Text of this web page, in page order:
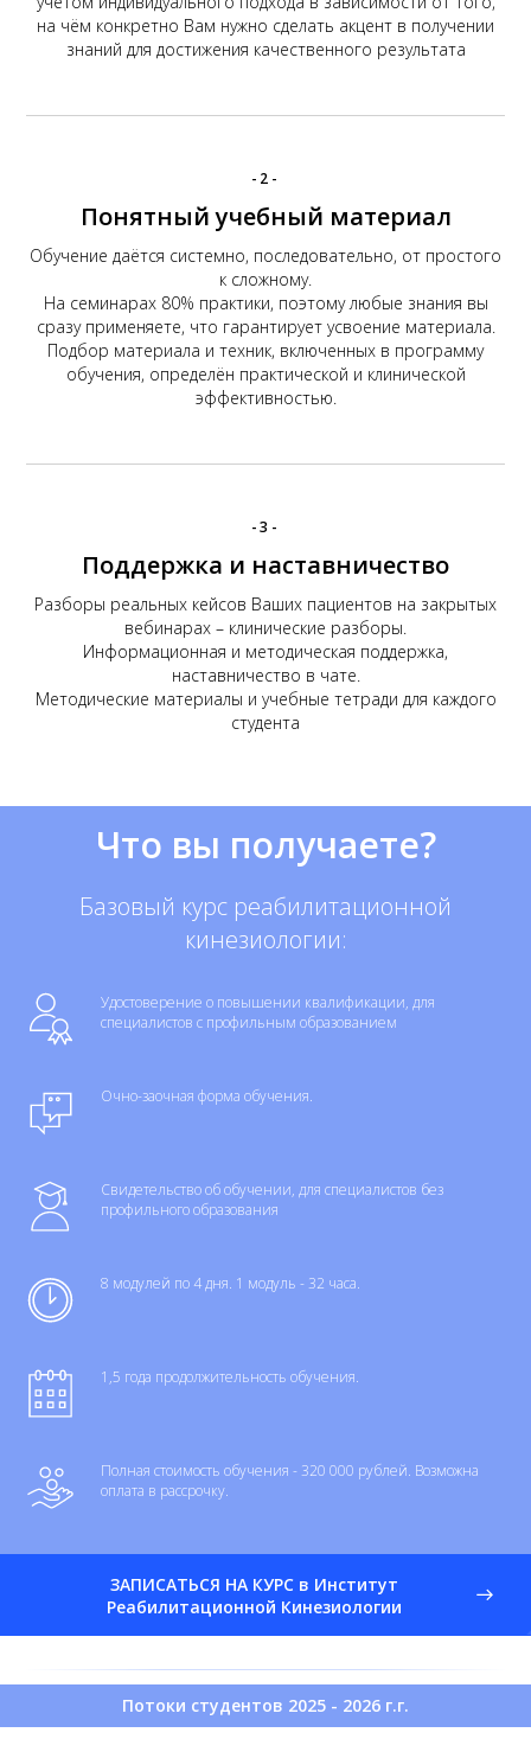
на чём конкретно Вам нужно сделать акцент в получении
знаний для достижения качественного результата
-2-
Понятный учебный материал
Обучение даётся системно, последовательно, от простого
к сложному.
На семинарах 80% практики, поэтому любые знания вы
сразу применяете, что гарантирует усвоение материала.
Подбор материала и техник, включенных в программу
обучения, определëн практической и клинической
эффективностью.
-3-
Поддержка и наставничество
Разборы реальных кейсов Ваших пациентов на закрытых
вебинарах – клинические разборы.
Информационная и методическая поддержка,
наставничество в чате.
Методические материалы и учебные тетради для каждого
студента
Что вы получаете?
Базовый курс реабилитационной
кинезиологии:
Удостоверение о повышении квалификации, для
специалистов с профильным образованием
Очно-заочная форма обучения.
Свидетельство об обучении, для специалистов без
профильного образования
8 модулей по 4 дня. 1 модуль - 32 часа.
1,5 года продолжительность обучения.
Полная стоимость обучения - 320 000 рублей. Возможна
оплата в рассрочку.
ЗАПИСАТЬСЯ НА КУРС в Институт
Реабилитационной Кинезиологии
Потоки студентов 2025 - 2026 г.г.